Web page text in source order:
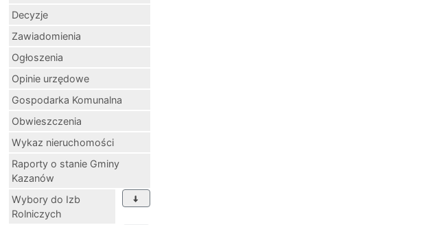
Decyzje
Zawiadomienia
Ogłoszenia
Opinie urzędowe
Gospodarka Komunalna
Obwieszczenia
Wykaz nieruchomości
Raporty o stanie Gminy
Kazanów
Wybory do Izb
Rolniczych